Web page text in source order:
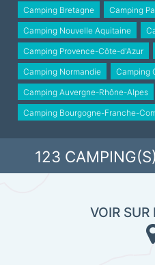
Charrues et de nombreuses
gastronomie, impossible de
kouign-amann fondant,
et far breton gourmand.
Un territoire vivant et
indifférent… LaBretagne, ça
Camping Bretagne
Camping
Camping Nouvelle Aquitaine
Camping Provence-Côte-d'Azur
Camping Normandie
Camping
Camping Auvergne-Rhône-Alpes
Camping Bourgogne-Franche-
123
VOIR SUR